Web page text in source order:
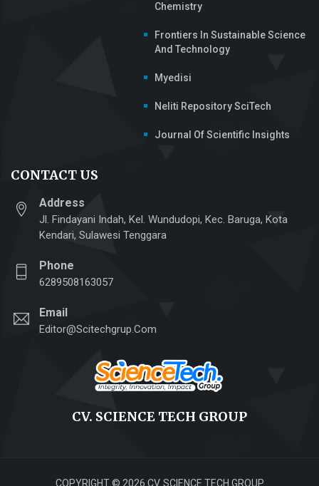
Chemistry
Frontiers In Sustainable Science
And Technology
Myedisi
Neliti Repository SciTech
Journal Of Scientific Insights
CONTACT US
Address
Jl. Findayani Indah, Kel. Wundudopi, Kec. Baruga, Kota
Kendari, Sulawesi Tenggara
Phone
6289508163057
Email
Editor@scitechgrup.com
CV. SCIENCE TECH GROUP
COPYRIGHT © 2026 CV. SCIENCE TECH GROUP